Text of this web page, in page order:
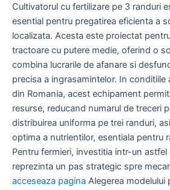
Cultivatorul cu fertilizare pe 3 randuri
esential pentru pregatirea eficienta a
localizata. Acesta este proiectat
tractoare cu putere medie, oferind o
combina lucrarile de afanare si
precisa a ingrasamintelor. In conditiile
din Romania, acest echipament
resurse, reducand numarul de treceri
distribuirea uniforma pe trei randuri,
optima a nutrientilor, esentiala pentru
Pentru fermieri, investitia intr-un
reprezinta un pas strategic spre
acceseaza pagina Alegerea